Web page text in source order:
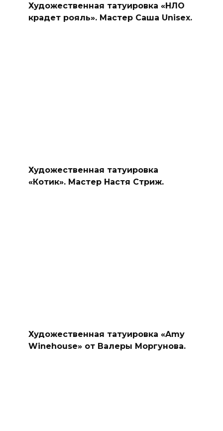
Художественная татуировка «НЛО
крадет рояль». Мастер Саша Unisex.
Художественная татуировка
«Котик». Мастер Настя Стриж.
Художественная татуировка «Amy
Winehouse» от Валеры Моргунова.